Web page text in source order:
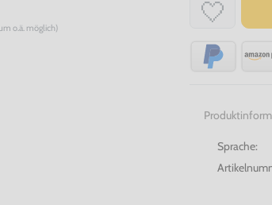
o.ä. möglich)
Sprache: